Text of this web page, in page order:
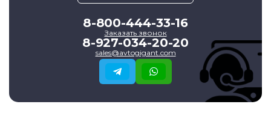
8-800-444-33-16
Заказать звонок
8-927-034-20-20
sales@avtogigant.com